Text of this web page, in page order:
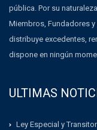
pública. Por su
Miembros, Fundadores
distribuye excedentes,
dispone en ningún
ULTIMAS
Ley Especial y